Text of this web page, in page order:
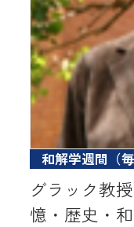
和解学週間（毎
グラック教
憶・歴史・和